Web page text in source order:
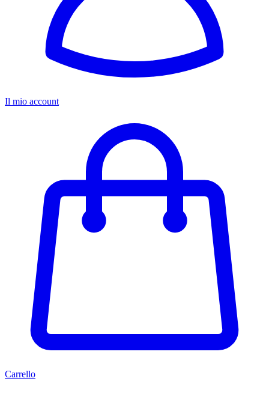
Il mio account
Carrello